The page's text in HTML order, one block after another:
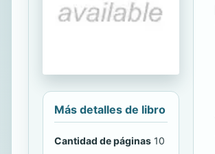
Más detalles de libro
Cantidad de páginas 10